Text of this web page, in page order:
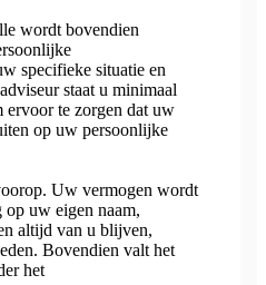
wordt bovendien
specifieke situatie en
staat u minimaal
ervoor te zorgen dat uw
op uw persoonlijke
Uw vermogen wordt
op uw eigen naam,
altijd van u blijven,
Bovendien valt het
het